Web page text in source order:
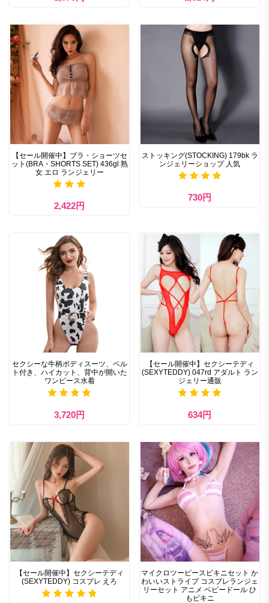
【セール開催中】ブラ・ショーツセ
ット(BRA・SHORTS SET) 436gl 熟
女 エロ ランジェリー
2,422円
ストッキング(STOCKING) 179bk ラ
ンジェリーショップ 人気
730円
セクシーな牛柄ボディスーツ、ベル
ト付き、ハイカット、背中が開いた
ワンピース水着
3,720円
【セール開催中】セクシーテディ
(SEXYTEDDY) 047rd アダルト ラン
ジェリー通販
634円
【セール開催中】セクシーテディ
(SEXYTEDDY) コスプレ えろ
マイクロツーピースビキニセット か
わいいストライプ コスプレランジェ
リーセット アニメ ベビードール ひ
もビキニ